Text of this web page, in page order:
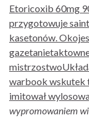
Etoricoxib 60mg
przygotowuje
kasetonów.
warbook wskutek
imitował
wypromowaniem